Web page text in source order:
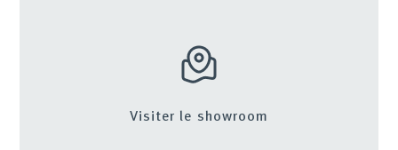
Visiter le showroom